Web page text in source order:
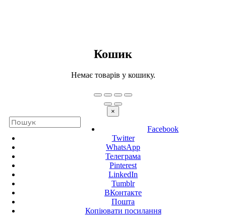
Кошик
Немає товарів у кошику.
×
Facebook
Twitter
WhatsApp
Телеграма
Pinterest
LinkedIn
Tumblr
ВКонтакте
Пошта
Копіювати посилання